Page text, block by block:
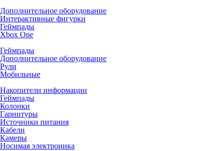
Дополнительное оборудование
Интерактивные фигурки
Геймпады
Xbox One
Геймпады
Дополнительное оборудование
Рули
Мобильные
Накопители информации
Геймпады
Колонки
Гарнитуры
Источники питания
Кабели
Камеры
Носимая электроника